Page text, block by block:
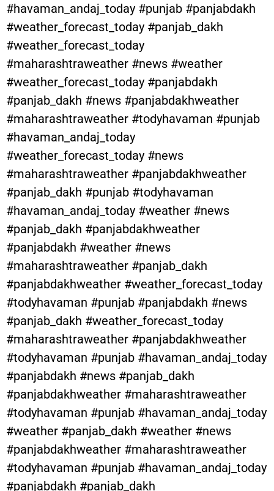
#havaman_andaj_today #punjab #panjabdakh
#weather_forecast_today #panjab_dakh
#weather_forecast_today
#maharashtraweather #news #weather
#weather_forecast_today #panjabdakh
#panjab_dakh #news #panjabdakhweather
#maharashtraweather #todyhavaman #punjab
#havaman_andaj_today
#weather_forecast_today #news
#maharashtraweather #panjabdakhweather
#panjab_dakh #punjab #todyhavaman
#havaman_andaj_today #weather #news
#panjab_dakh #panjabdakhweather
#panjabdakh #weather #news
#maharashtraweather #panjab_dakh
#panjabdakhweather #weather_forecast_today
#todyhavaman #punjab #panjabdakh #news
#panjab_dakh #weather_forecast_today
#maharashtraweather #panjabdakhweather
#todyhavaman #punjab #havaman_andaj_today
#panjabdakh #news #panjab_dakh
#panjabdakhweather #maharashtraweather
#todyhavaman #punjab #havaman_andaj_today
#weather #panjab_dakh #weather #news
#panjabdakhweather #maharashtraweather
#todyhavaman #punjab #havaman_andaj_today
#panjabdakh #panjab_dakh